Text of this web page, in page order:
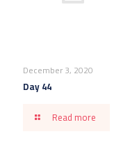
December 3, 2020
Day 44
Read more